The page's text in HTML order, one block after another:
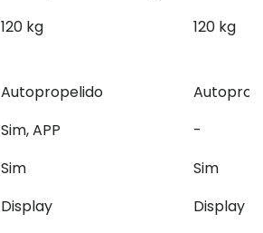
120 kg 120 kg
Autopropelido
Sim, APP
-
Sim
Sim
Display
Display